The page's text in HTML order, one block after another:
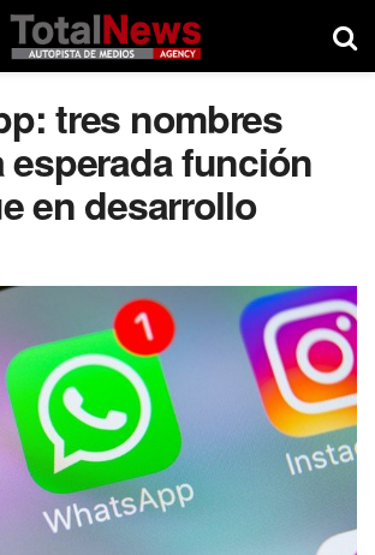
tres nombres
esperada función
en desarrollo